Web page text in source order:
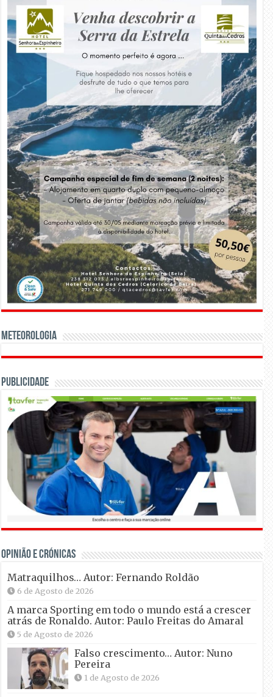
Meteorologia
Publicidade
OPINIÃO E CRÓNICAS
Matraquilhos… Autor: Fernando Roldão
6 de Agosto de 2026
A marca Sporting em todo o mundo está a crescer
atrás de Ronaldo. Autor: Paulo Freitas do Amaral
5 de Agosto de 2026
Falso crescimento… Autor: Nuno
Pereira
1 de Agosto de 2026